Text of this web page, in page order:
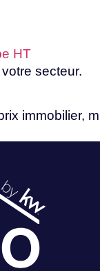
HT
votre secteur.
immobilier,